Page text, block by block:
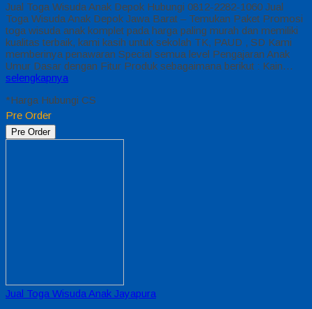
Jual Toga Wisuda Anak Depok Hubungi 0812-2282-1060 Jual
Toga Wisuda Anak Depok Jawa Barat – Temukan Paket Promosi
toga wisuda anak komplet pada harga paling murah dan memiliki
kualitas terbaik, kami kasih untuk sekolah TK, PAUD , SD Kami
memberinya penawaran Special semua level Pengajaran Anak
Umur Dasar dengan Fitur Produk sebagaimana berikut : Kain…
selengkapnya
*Harga Hubungi CS
Pre Order
Pre Order
Jual Toga Wisuda Anak Jayapura